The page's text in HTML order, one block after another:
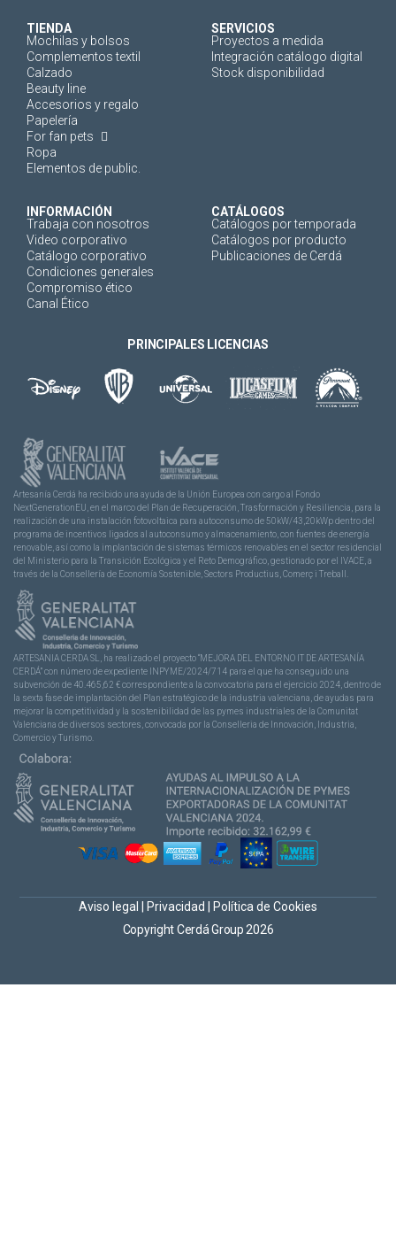
TIENDA
Mochilas y bolsos
Complementos textil
Calzado
Beauty line
Accesorios y regalo
Papelería
For fan pets
Ropa
Elementos de public.
SERVICIOS
Proyectos a medida
Integración catálogo digital
Stock disponibilidad
INFORMACIÓN
Trabaja con nosotros
Video corporativo
Catálogo corporativo
Condiciones generales
Compromiso ético
Canal Ético
CATÁLOGOS
Catálogos por temporada
Catálogos por producto
Publicaciones de Cerdá
PRINCIPALES LICENCIAS
Artesanía Cerdá ha recibido una ayuda de la Unión Europea con cargo al Fondo
NextGenerationEU, en el marco del Plan de Recuperación, Trasformación y Resiliencia, para la
realización de una instalación fotovoltaica para autoconsumo de 50kW/43,20kWp dentro del
programa de incentivos ligados al autoconsumo y almacenamiento, con fuentes de energía
renovable, así como la implantación de sistemas térmicos renovables en el sector residencial
del Ministerio para la Transición Ecológica y el Reto Demográfico, gestionado por el IVACE, a
través de la Consellería de Economía Sostenible, Sectors Productius, Comerç i Treball.
ARTESANIA CERDA SL, ha realizado el proyecto “MEJORA DEL ENTORNO IT DE ARTESANÍA
CERDÁ” con número de expediente INPYME/2024/714 para el que ha conseguido una
subvención de 40.465,62 € correspondiente a la convocatoria para el ejercicio 2024, dentro de
la sexta fase de implantación del Plan estratégico de la industria valenciana, de ayudas para
mejorar la competitividad y la sostenibilidad de las pymes industriales de la Comunitat
Valenciana de diversos sectores, convocada por la Conselleria de Innovación, Industria,
Comercio y Turismo.
Copyright Cerdá Group 2026
Aviso legal Privacidad Política de Cookies